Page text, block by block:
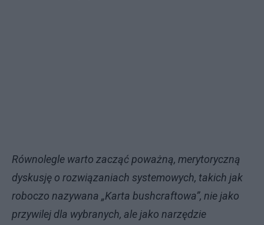
Równolegle warto zacząć poważną, merytoryczną
dyskusję o rozwiązaniach systemowych, takich jak
roboczo nazywana „Karta bushcraftowa”, nie jako
przywilej dla wybranych, ale jako narzędzie